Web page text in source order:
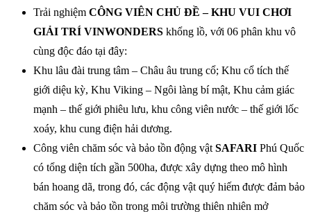
Trải nghiệm CÔNG VIÊN CHỦ ĐỀ – KHU VUI CHƠI
GIẢI TRÍ VINWONDERS khổng lồ, với 06 phân khu vô
cùng độc đáo tại đây:
Khu lâu đài trung tâm – Châu âu trung cổ; Khu cổ tích thế
giới diệu kỳ, Khu Viking – Ngôi làng bí mật, Khu cảm giác
mạnh – thế giới phiêu lưu, khu công viên nước – thế giới lốc
xoáy, khu cung điện hải dương.
Công viên chăm sóc và bảo tồn động vật SAFARI Phú Quốc
có tổng diện tích gần 500ha, được xây dựng theo mô hình
bán hoang dã, trong đó, các động vật quý hiếm được đảm bảo
chăm sóc và bảo tồn trong môi trường thiên nhiên mở